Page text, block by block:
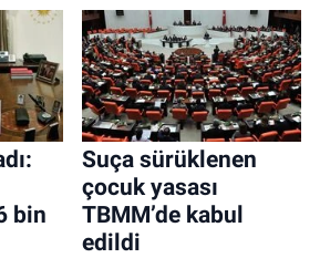
bin
Suça sürüklenen
çocuk yasası
TBMM’de kabul
edildi